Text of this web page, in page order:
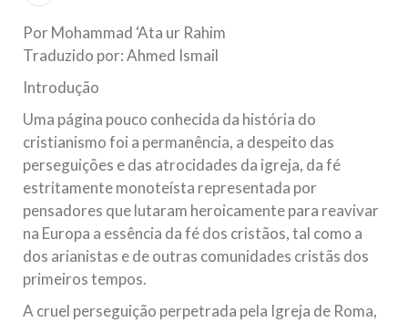
no ano novo muçulmano de 1435 Hejrita. Desejamos a
10 DE NOVEMBRO DE 2013
Falecimento do Imam Ali Ibn Al-Hussein
Em nome de Deus, o Clemente, o Misericordioso! Diante da
data em que relembramos o martírio do quarto Imam dos
muçulmanos, o Imam Ali Ibn Al-Hussein Ibn Ali Ibn Abi Táleb
(A.S.), conhecido por “Zein Al-Ábidin” (Formosura
NOTÍCIAS
Centro Islâmico no Brasil recebe o ex-
República Islâmica do Irã
Por Mohammad ‘Ata ur Rahim
Traduzido por: Ahmed Ismail
Introdução
Uma página pouco conhecida da história do
cristianismo foi a permanência, a despeito das
perseguições e das atrocidades da igreja, da fé
estritamente monoteísta representada por
pensadores que lutaram heroicamente para reavivar
na Europa a essência da fé dos cristãos, tal como a
dos arianistas e de outras comunidades cristãs dos
primeiros tempos.
A cruel perseguição perpetrada pela Igreja de Roma,